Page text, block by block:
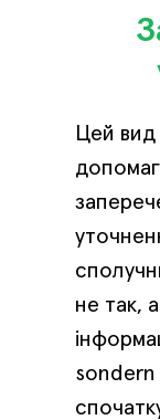
Цей вид
не так,
sondern